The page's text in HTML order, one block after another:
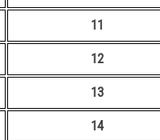
11
12
13
14